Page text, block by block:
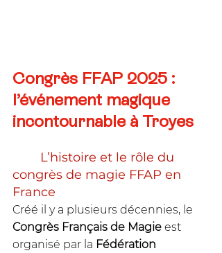
Congrès FFAP 2025 :
l’événement magique
incontournable à Troyes
congrès de magie FFAP en
France
Créé il y a plusieurs décennies, le
Congrès Français de Magie est
organisé par la Fédération